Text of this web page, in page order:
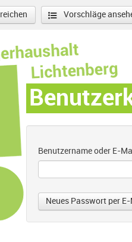
Vorschläge
Benutzername oder E-